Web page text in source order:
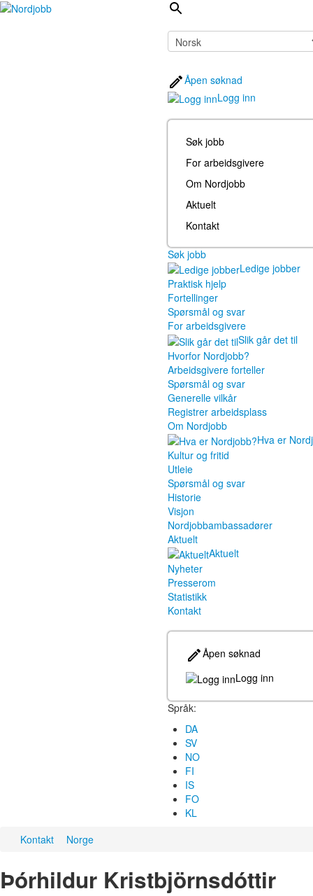
Åpen søknad
Logg inn
Søk jobb
For arbeidsgivere
Om Nordjobb
Aktuelt
Kontakt
Søk jobb
Ledige jobber
Praktisk hjelp
Fortellinger
Spørsmål og svar
For arbeidsgivere
Slik går det til
Hvorfor Nordjobb?
Arbeidsgivere forteller
Spørsmål og svar
Generelle vilkår
Registrer arbeidsplass
Om Nordjobb
Hva er
Kultur og fritid
Utleie
Spørsmål og svar
Historie
Visjon
Nordjobbambassadører
Aktuelt
Aktuelt
Nyheter
Presserom
Statistikk
Kontakt
Åpen søknad
Logg inn
Språk:
DA
SV
NO
FI
IS
FO
KL
Kontakt
Norge
Þórhildur Kristbjörnsdóttir